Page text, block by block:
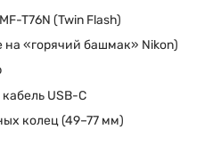
T76N (Twin Flash)
на «горячий башмак» Nikon)
USB-C
колец (49–77 мм)